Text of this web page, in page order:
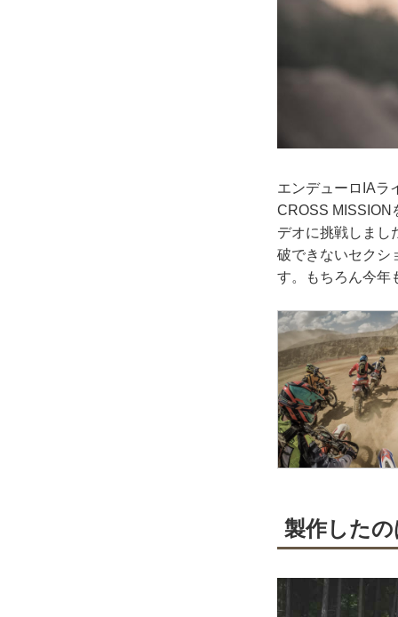
エンデューロIAラ
CROSS MISSION
デオに挑戦しまし
破できないセクシ
す。もちろん今年
製作した